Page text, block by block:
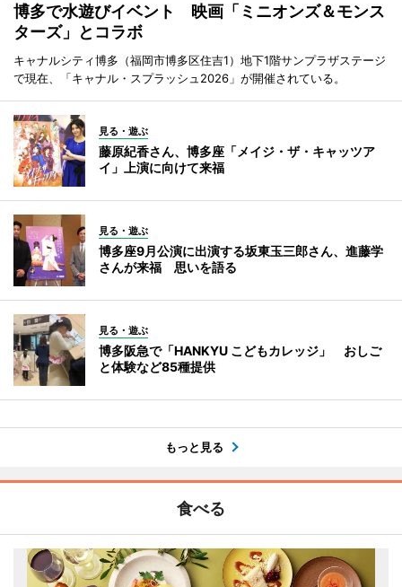
博多で水遊びイベント 映画「ミニオンズ＆モンス
ターズ」とコラボ
キャナルシティ博多（福岡市博多区住吉1）地下1階サンプラザステージ
で現在、「キャナル・スプラッシュ2026」が開催されている。
見る・遊ぶ
藤原紀香さん、博多座「メイジ・ザ・キャッツア
イ」上演に向けて来福
見る・遊ぶ
博多座9月公演に出演する坂東玉三郎さん、進藤学
さんが来福 思いを語る
見る・遊ぶ
博多阪急で「HANKYU こどもカレッジ」 おしご
と体験など85種提供
もっと見る
食べる